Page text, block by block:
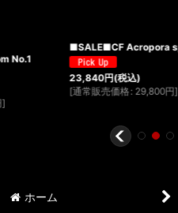
■SALE■CF Acropora sp. No.51
(税込)
: 29,800円]
ホーム